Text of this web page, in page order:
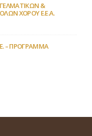
&
ΧΟΡΟΥ Ε.Ε.Α.
– ΠΡΟΓΡΑΜΜΑ